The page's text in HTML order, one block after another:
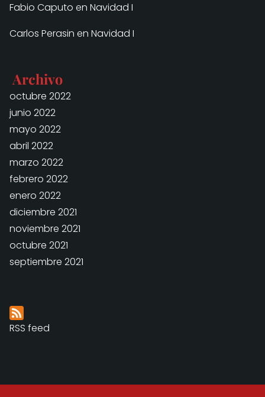
Fabio Caputo en Navidad I
Carlos Perasin en Navidad I
Archivo
octubre 2022
junio 2022
mayo 2022
abril 2022
marzo 2022
febrero 2022
enero 2022
diciembre 2021
noviembre 2021
octubre 2021
septiembre 2021
RSS feed